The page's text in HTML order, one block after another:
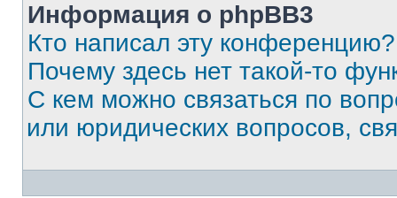
Информация о phpBB3
Кто написал эту конференцию?
Почему здесь нет такой-то
С кем можно связаться по
или юридических вопросов,